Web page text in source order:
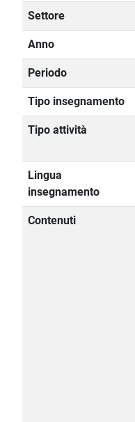
Settore
Anno
Periodo
Tipo insegnamento
Tipo attività
Lingua
insegnamento
Contenuti